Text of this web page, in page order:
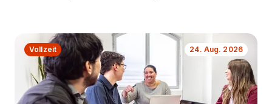
24. Aug. 2026
Vollzeit